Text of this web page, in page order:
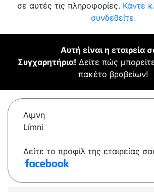
σε αυτές τις πληροφορίες. Κάντε
συνδεθείτε.
Αυτή είναι η εταιρεία
Συγχαρητήρια! Δείτε πώς
πακέτο βραβείων!
Λιμνη
Límni
Δείτε το προφίλ της εταιρείας